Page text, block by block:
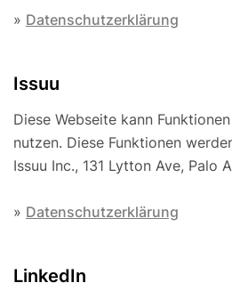
» Datenschutzerklärung
Issuu
Diese Webseite kann
nutzen. Diese Funktionen
Issuu Inc., 131 Lytton Ave, Palo
» Datenschutzerklärung
LinkedIn